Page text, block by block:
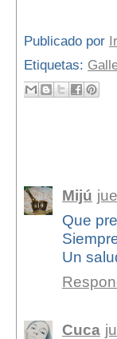
Publicado por
Etiquetas:
Mijú
Que
Un
Cuca